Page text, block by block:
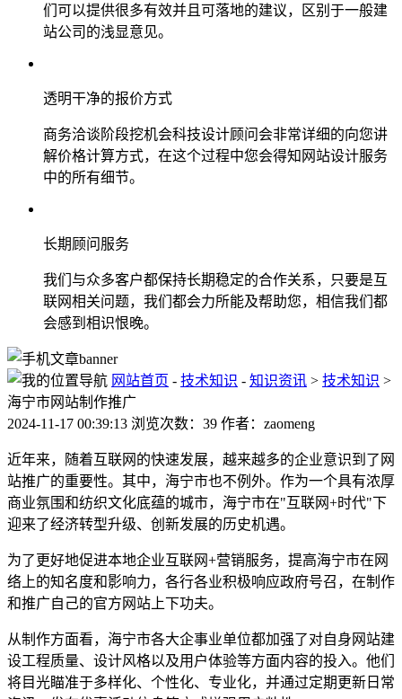
们可以提供很多有效并且可落地的建议，区别于一般建
站公司的浅显意见。
透明干净的报价方式
商务洽谈阶段挖机会科技设计顾问会非常详细的向您讲
解价格计算方式，在这个过程中您会得知网站设计服务
中的所有细节。
长期顾问服务
我们与众多客户都保持长期稳定的合作关系，只要是互
联网相关问题，我们都会力所能及帮助您，相信我们都
会感到相识恨晚。
网站首页 - 技术知识 - 知识资讯 > 技术知识 >
海宁市网站制作推广
2024-11-17 00:39:13 浏览次数：39 作者：zaomeng
近年来，随着互联网的快速发展，越来越多的企业意识到了网
站推广的重要性。其中，海宁市也不例外。作为一个具有浓厚
商业氛围和纺织文化底蕴的城市，海宁市在"互联网+时代"下
迎来了经济转型升级、创新发展的历史机遇。
为了更好地促进本地企业互联网+营销服务，提高海宁市在网
络上的知名度和影响力，各行各业积极响应政府号召，在制作
和推广自己的官方网站上下功夫。
从制作方面看，海宁市各大企事业单位都加强了对自身网站建
设工程质量、设计风格以及用户体验等方面内容的投入。他们
将目光瞄准于多样化、个性化、专业化，并通过定期更新日常